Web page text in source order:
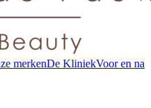
merkenDe KliniekVoor en na